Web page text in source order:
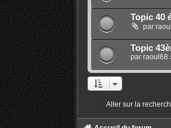
Topic 40
par
Topic
par raoul68
Aller sur la